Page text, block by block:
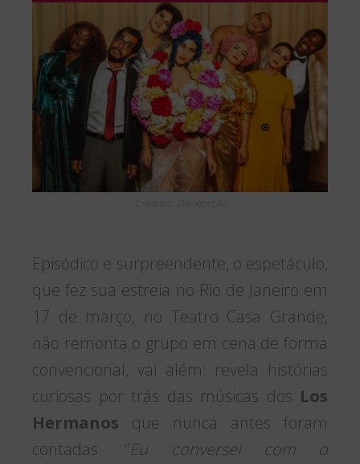
Episódico e surpreendente, o espetáculo,
que fez sua estreia no Rio de Janeiro em
17 de março, no Teatro Casa Grande,
não remonta o grupo em cena de forma
convencional, vai além: revela histórias
curiosas por trás das músicas dos Los
Hermanos que nunca antes foram
contadas. “Eu conversei com o